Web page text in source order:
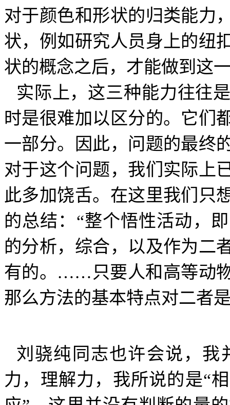
对于颜色和形状的归类能力
状，例如研究人员身上的纽
状的概念之后，才能做到这
实际上，这三种能力往往
时是很难加以区分的。它们
一部分。因此，问题的最终
对于这个问题，我们实际上
此多加饶舌。在这里我们只
的总结：“整个悟性活动，
的分析，综合，以及作为二
有的。……只要人和高等动
那么方法的基本特点对二者
刘骁纯同志也许会说，我
力，理解力，我所说的是“